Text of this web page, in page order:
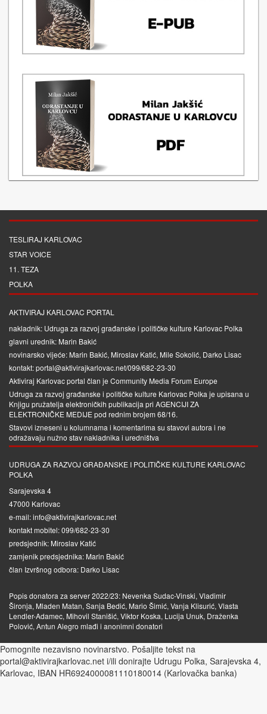
TESLIRAJ KARLOVAC
STAR VOICE
11. TEZA
POLKA
AKTIVIRAJ KARLOVAC PORTAL
nakladnik: Udruga za razvoj građanske i političke kulture Karlovac Polka
glavni urednik: Marin Bakić
novinarsko vijeće: Marin Bakić, Miroslav Katić, Mile Sokolić, Darko Lisac
kontakt: portal@aktivirajkarlovac.net/099/682-23-30
Aktiviraj Karlovac portal član je Community Media Forum Europe
Udruga za razvoj građanske i političke kulture Karlovac Polka je upisana u
Knjigu pružatelja elektroničkih publikacija pri AGENCIJI ZA
ELEKTRONIČKE MEDIJEpod rednim brojem 68/16.
Stavovi izneseni u kolumnama i komentarima su stavovi autora i ne
odražavaju nužno stav nakladnika i uredništva
UDRUGA ZA RAZVOJ GRAĐANSKE I POLITIČKE KULTURE KARLOVAC
POLKA
Sarajevska 4
47000 Karlovac
e-mail: info@aktivirajkarlovac.net
kontakt mobitel: 099/682-23-30
predsjednik: Miroslav Katić
zamjenik predsjednika: Marin Bakić
član Izvršnog odbora: Darko Lisac
Popis donatora za server 2022/23: Nevenka Sudac-Vinski, Vladimir
Šironja, Mladen Matan, Sanja Bedić, Mario Šimić, Vanja Klisurić, Vlasta
Lendler-Adamec, Mihovil Stanišić, Viktor Koska, Lucija Unuk, Draženka
Polović, Antun Alegro mlađi i anonimni donatori
Pomognite nezavisno novinarstvo. Pošaljite tekst na
portal@aktivirajkarlovac.net i/ili donirajte Udrugu Polka, Sarajevska 4,
Karlovac, IBAN HR6924000081110180014 (Karlovačka banka)